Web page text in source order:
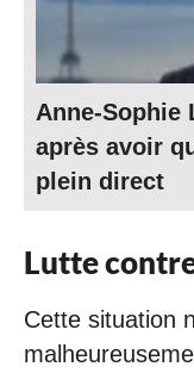
Anne-Sophie
après avoir
plein direct
Lutte
Cette situation